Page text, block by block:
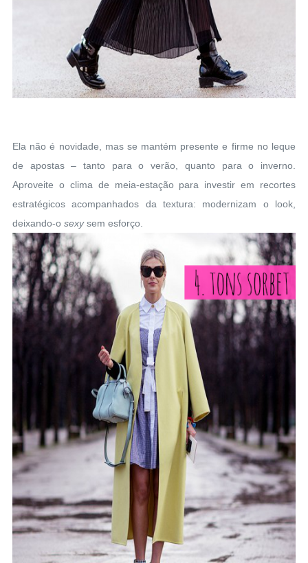
Ela não é novidade, mas se mantém presente e firme no leque
de apostas – tanto para o verão, quanto para o inverno.
Aproveite o clima de meia-estação para investir em recortes
estratégicos acompanhados da textura: modernizam o look,
deixando-o sexysem esforço.